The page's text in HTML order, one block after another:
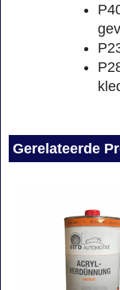
Gerelateerde